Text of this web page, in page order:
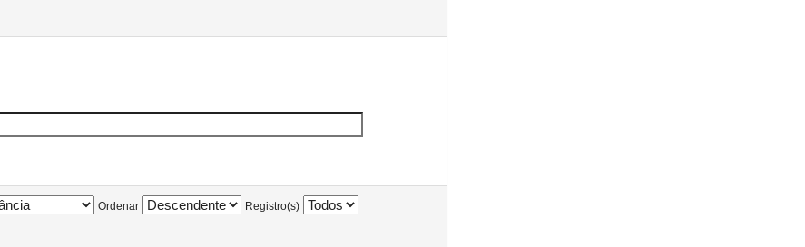
Ordenar Registro(s)